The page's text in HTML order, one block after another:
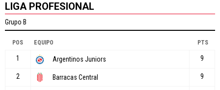
LIGA PROFESIONAL